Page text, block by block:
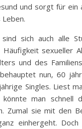
und sorgt für ein
sich auch alle
sexueller
und des
nun, 60
Singles. Liest
man schnell
Zumal sie mit den
einhergeht.